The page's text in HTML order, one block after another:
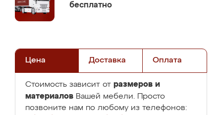
бесплатно
Цена Доставка Оплата
Стоимость зависит от размеров и
материалов Вашей мебели. Просто
позвоните нам по любому из телефонов: